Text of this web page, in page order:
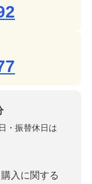
・振替休日は
入に関する